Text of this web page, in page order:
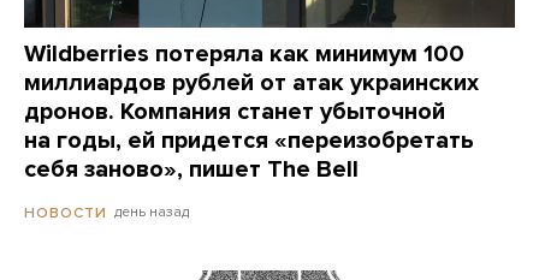
Wildberries потеряла как минимум 100
миллиардов рублей от атак украинских
дронов. Компания станет убыточной
на годы, ей придется «переизобретать
себя заново», пишет The Bell
НОВОСТИ день назад